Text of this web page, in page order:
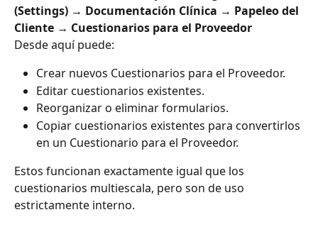
(Settings) → Documentación Clínica → Papeleo del
Cliente → Cuestionarios para el Proveedor
Desde aquí puede:
Crear nuevos Cuestionarios para el Proveedor.
Editar cuestionarios existentes.
Reorganizar o eliminar formularios.
Copiar cuestionarios existentes para convertirlos
en un Cuestionario para el Proveedor.
Estos funcionan exactamente igual que los
cuestionarios multiescala, pero son de uso
estrictamente interno.